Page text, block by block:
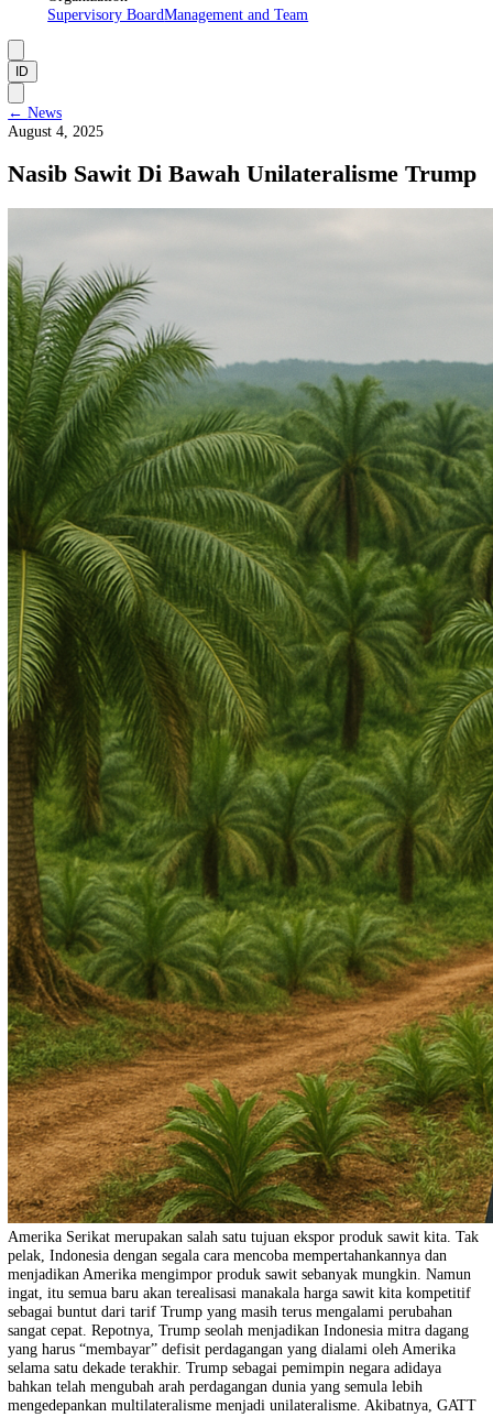
About Us
ManifestoVision and MissionInstitutional Framework
ID
←News
Nasib Sawit Di Bawah Unilateralisme